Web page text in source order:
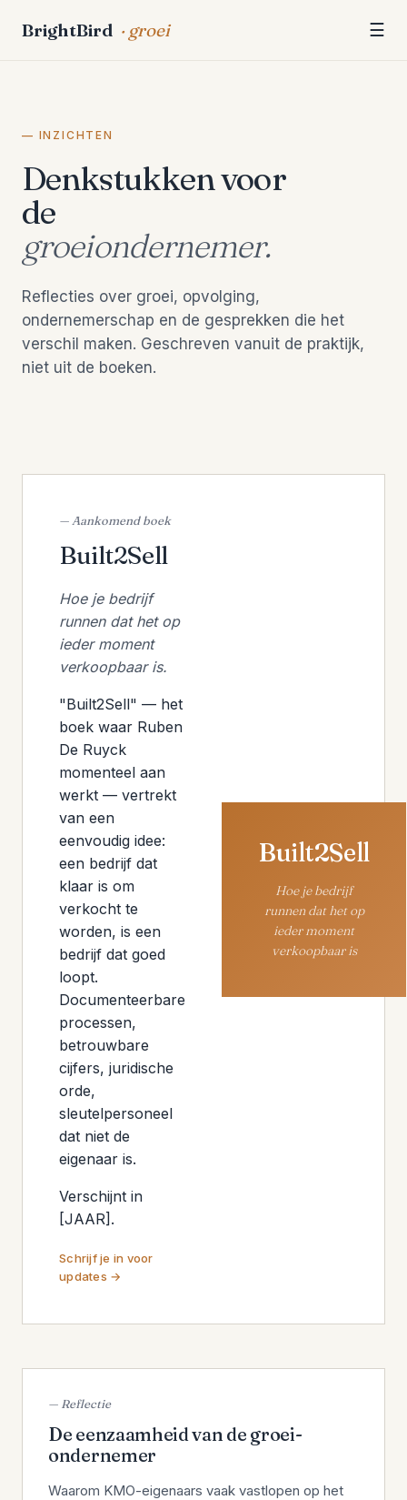
BrightBird · groei ☰
— INZICHTEN
Denkstukken voor
de
groeiondernemer.
Reflecties over groei, opvolging,
ondernemerschap en de gesprekken die het
verschil maken. Geschreven vanuit de praktijk,
niet uit de boeken.
— Aankomend boek
Built2Sell
Hoe je bedrijf
runnen dat het op
ieder moment
verkoopbaar is.
"Built2Sell" — het
boek waar Ruben
De Ruyck
momenteel aan
werkt — vertrekt
van een
eenvoudig idee:
een bedrijf dat
klaar is om
verkocht te
worden, is een
bedrijf dat goed
loopt.
Documenteerbare
processen,
betrouwbare
cijfers, juridische
orde,
sleutelpersoneel
dat niet de
eigenaar is.
Verschijnt in
[JAAR].
Schrijf je in voor
updates
Built2Sell
Hoe je bedrijf
runnen dat het op
ieder moment
verkoopbaar is
— Reflectie
De eenzaamheid van de groei­
ondernemer
Waarom KMO-eigenaars vaak vastlopen op het